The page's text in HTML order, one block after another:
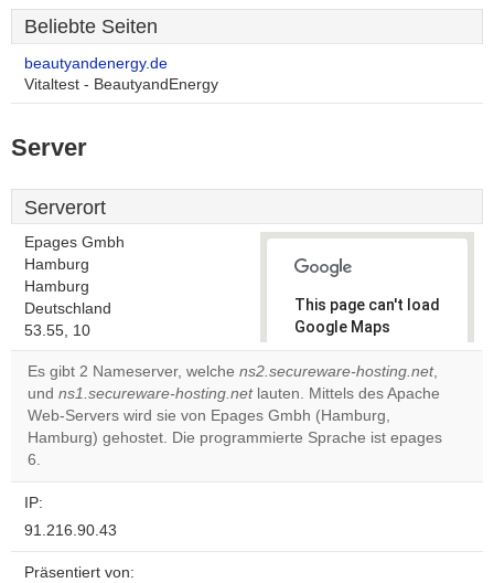
Beliebte Seiten
beautyandenergy.de
Vitaltest - BeautyandEnergy
Server
Serverort
Epages Gmbh
Hamburg
Hamburg
Deutschland
53.55, 10
This page can't load
Google Maps
correctly.
Do you
own this
website?
Es gibt 2 Nameserver, welche ns2.secureware-hosting.net,
und ns1.secureware-hosting.netlauten. Mittels des Apache
Web-Servers wird sie von Epages Gmbh (Hamburg,
Hamburg) gehostet. Die programmierte Sprache ist epages
6.
IP:
91.216.90.43
Präsentiert von: